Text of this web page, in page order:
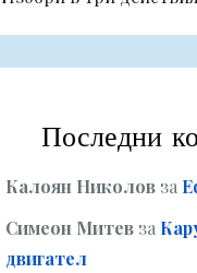
Последни
Калоян Николов за
Симеон Митев за
двигател